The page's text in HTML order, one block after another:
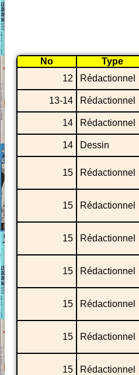
No Type
12
Rédactionnel
13-14
Rédactionnel
14
Rédactionnel
14 Dessin
15 Rédactionnel
15 Rédactionnel
15 Rédactionnel
15 Rédactionnel
15 Rédactionnel
15 Rédactionnel
15 Rédactionnel